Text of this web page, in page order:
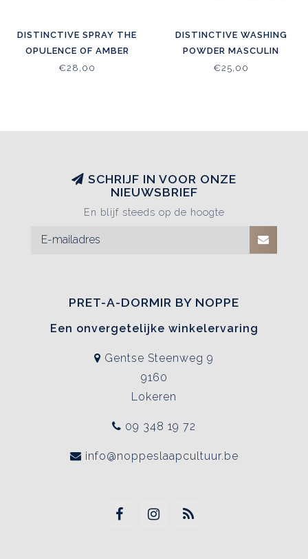
DISTINCTIVE SPRAY THE
OPULENCE OF AMBER
200ML
€28,00
DISTINCTIVE WASHING
POWDER MASCULIN
ENERGISING CITRUS
€25,00
SCHRIJF IN VOOR ONZE
NIEUWSBRIEF
En blijf steeds op de hoogte
PRET-A-DORMIR BY NOPPE
Een onvergetelijke winkelervaring
Gentse Steenweg 9
9160
Lokeren
09 348 19 72
info@noppeslaapcultuur.be